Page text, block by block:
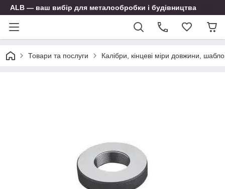
ALB — ваш вибір для металообробки і будівництва
Товари та послуги Калібри, кінцеві міри довжини,